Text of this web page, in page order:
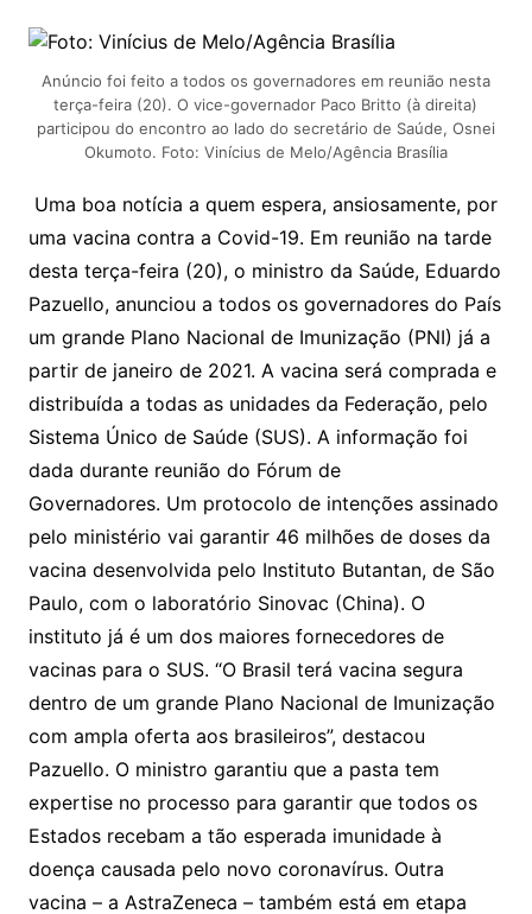
Anúncio foi feito a todos os governadores em reunião nesta
terça-feira (20). O vice-governador Paco Britto (à direita)
participou do encontro ao lado do secretário de Saúde, Osnei
Okumoto. Foto: Vinícius de Melo/Agência Brasília
Uma boa notícia a quem espera, ansiosamente, por
uma vacina contra a Covid-19. Em reunião na tarde
desta terça-feira (20), o ministro da Saúde, Eduardo
Pazuello, anunciou a todos os governadores do País
um grande Plano Nacional de Imunização (PNI) já a
partir de janeiro de 2021. A vacina será comprada e
distribuída a todas as unidades da Federação, pelo
Sistema Único de Saúde (SUS). A informação foi
dada durante reunião do Fórum de
Governadores. Um protocolo de intenções assinado
pelo ministério vai garantir 46 milhões de doses da
vacina desenvolvida pelo Instituto Butantan, de São
Paulo, com o laboratório Sinovac (China). O
instituto já é um dos maiores fornecedores de
vacinas para o SUS. “O Brasil terá vacina segura
dentro de um grande Plano Nacional de Imunização
com ampla oferta aos brasileiros”, destacou
Pazuello. O ministro garantiu que a pasta tem
expertise no processo para garantir que todos os
Estados recebam a tão esperada imunidade à
doença causada pelo novo coronavírus. Outra
vacina – a AstraZeneca – também está em etapa